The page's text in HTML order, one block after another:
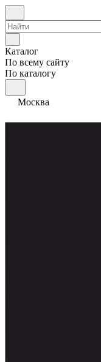
Каталог
По всему сайту
По каталогу
Москва